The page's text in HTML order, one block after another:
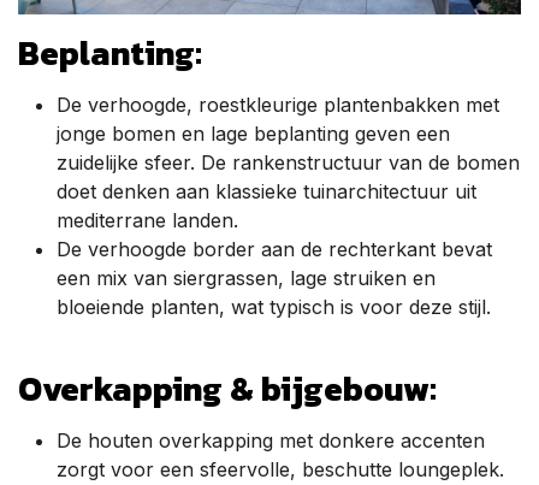
Beplanting:
De verhoogde, roestkleurige plantenbakken met
jonge bomen en lage beplanting geven een
zuidelijke sfeer. De rankenstructuur van de bomen
doet denken aan klassieke tuinarchitectuur uit
mediterrane landen.
De verhoogde border aan de rechterkant bevat
een mix van siergrassen, lage struiken en
bloeiende planten, wat typisch is voor deze stijl.
Overkapping & bijgebouw:
De houten overkapping met donkere accenten
zorgt voor een sfeervolle, beschutte loungeplek.